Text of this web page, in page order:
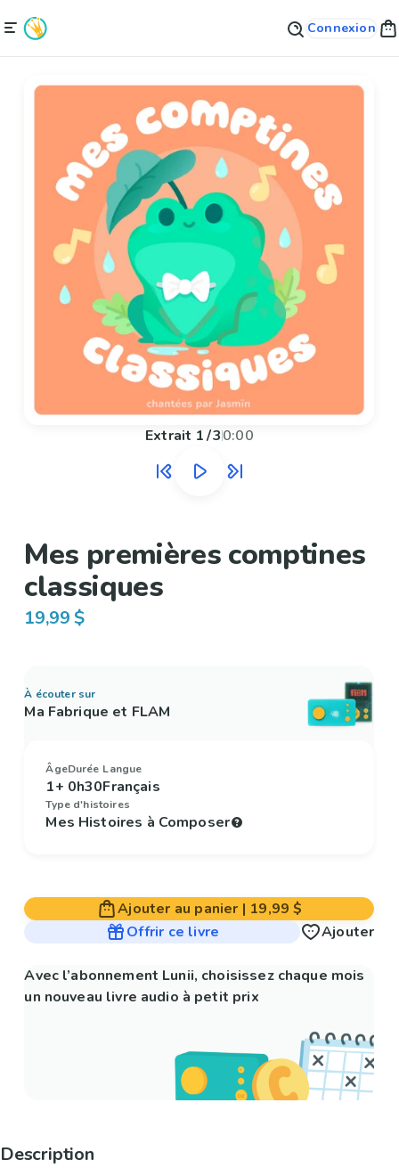
Connexion
Extrait 1/30:00
Mes premières comptines
classiques
19,99 $
À écouter sur
Ma Fabrique et FLAM
Âge
1+
Durée
0h30
Langue
Français
Type d'histoires
Mes Histoires à Composer
Ajouter au panier | 19,99 $
Offrir ce livre
Ajouter
Avec l’abonnement Lunii, choisissez chaque mois
un nouveau livre audio à petit prix
Description